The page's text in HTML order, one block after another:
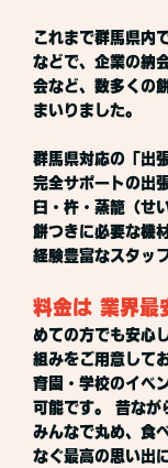
これまで群馬県内
などで、企業の納
会など、数多くの
まいりました。
群馬県対応の「出
完全サポートの出
臼・杵・蒸籠（せ
餅つきに必要な機
経験豊富なスタッ
料金は 業界最
めての方でも安心
組みをご用意して
育園・学校のイベ
可能です。 昔な
みんなで丸め、食
なぐ最高の思い出